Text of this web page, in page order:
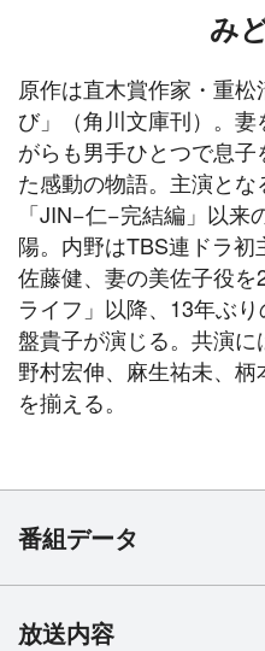
み
原作は直木賞作家・重
び」（角川文庫刊）。
がらも男手ひとつで息
た感動の物語。主演とな
「JIN−仁−完結編」以
陽。内野はTBS連ドラ
佐藤健、妻の美佐子役
ライフ」以降、13年ぶ
盤貴子が演じる。共演に
野村宏伸、麻生祐未、
を揃える。
番組データ
出演
放送内容